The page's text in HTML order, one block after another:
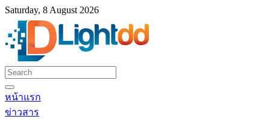
Saturday, 8 August 2026
หน้าแรก
ข่าวสาร